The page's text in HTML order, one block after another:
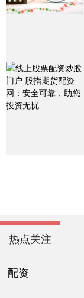
热点关注
配资